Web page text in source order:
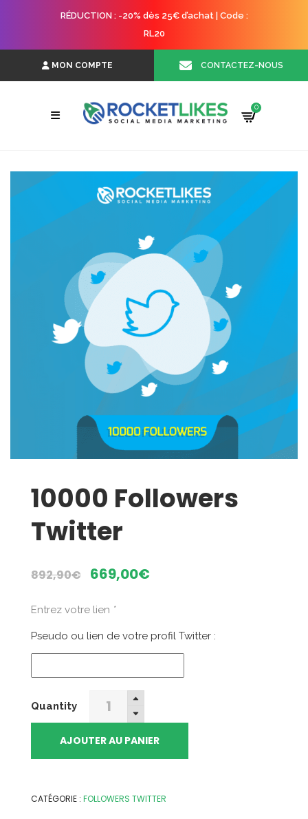
RÉDUCTION : -20% dès 25€ d’achat | Code :
RL20
MON COMPTE CONTACTEZ-NOUS
0
10000 Followers
Twitter
892,90€
Le
initial
était :
892,90€.
669,00€
est :
669,00€.
Entrez votre lien *
Pseudo ou lien de votre profil Twitter :
Quantity
10000
Followers
Twitter
AJOUTER AU PANIER
CATÉGORIE : FOLLOWERS TWITTER